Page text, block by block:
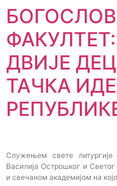
ДВИЈЕ
ТАЧКА
Служењем свете
Василија Острошког и
и свечаном академијом на